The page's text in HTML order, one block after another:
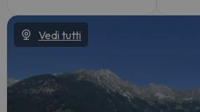
Vedi tutti